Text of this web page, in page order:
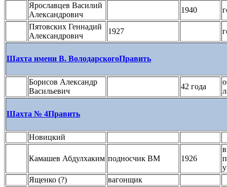
Ярославцев Василий
Александрович
1940
Пятовских Геннадий
Александрович
1927
Шахта имени В. ВолодарскогоПравить
Борисов Александр
Васильевич
42 года
Шахта № 4Править
Новицкий
Камашев Абдулхаким подносчик ВМ 1926
Ященко (?)
вагонщик